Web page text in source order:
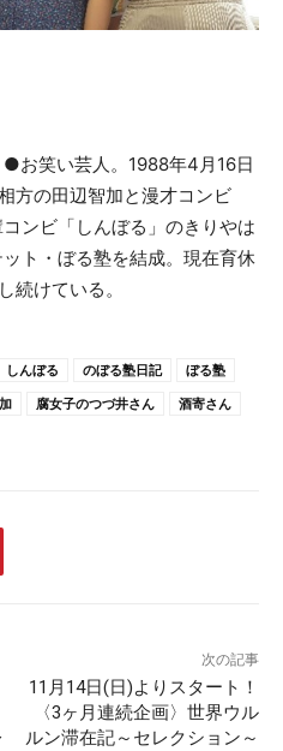
お笑い芸人。1988年4月16日
方の田辺智加と漫才コンビ
ンビ「しんぼる」のきりやは
ト・ぼる塾を結成。現在育休
続けている。
しんぼる のぼる塾日記
ぼる塾
腐女子のつづ井さん
酒寄さん
次の記事
11月14日(日)よりスタート！
〈3ヶ月連続企画〉世界ウル
ルン滞在記～セレクション～